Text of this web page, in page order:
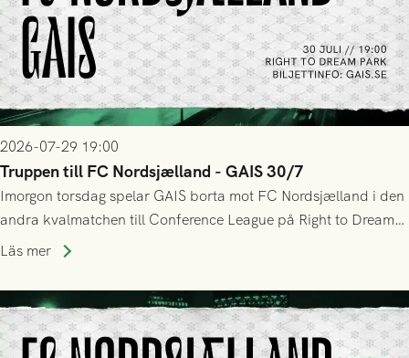
2026-07-29 19:00
Truppen till FC Nordsjælland - GAIS 30/7
Imorgon torsdag spelar GAIS borta mot FC Nordsjælland i den
andra kvalmatchen till Conference League på Right to Dream
Park! Fredrik Holmberg och ledarstaben har tagit ut följande
Läs mer